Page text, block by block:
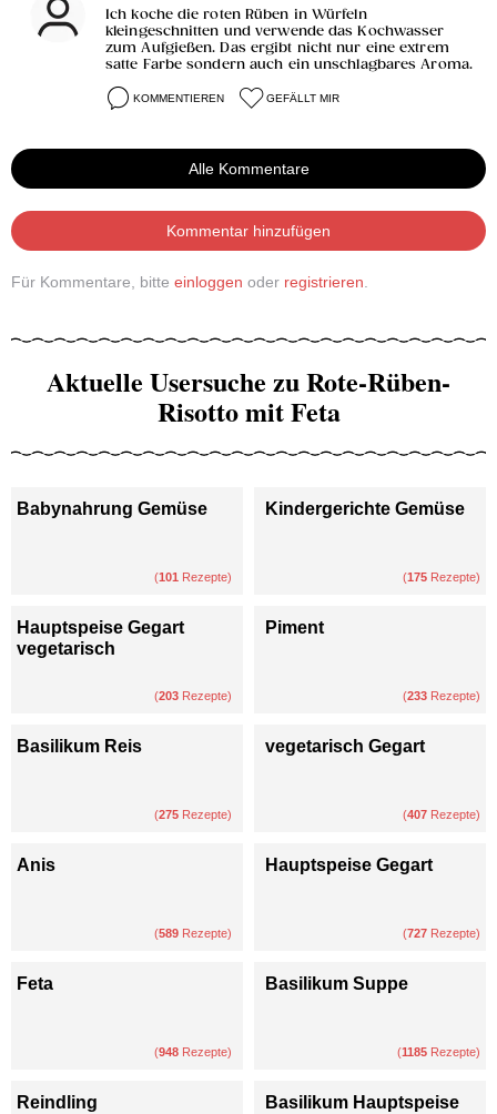
Ich koche die roten Rüben in Würfeln
kleingeschnitten und verwende das Kochwasser
zum Aufgießen. Das ergibt nicht nur eine extrem
satte Farbe sondern auch ein unschlagbares Aroma.
KOMMENTIEREN GEFÄLLT MIR
Alle Kommentare
Kommentar hinzufügen
Für Kommentare, bitte einloggen oder registrieren
Aktuelle Usersuche zu Rote-Rüben-
Risotto mit Feta
Babynahrung Gemüse
(101 Rezepte)
Kindergerichte Gemüse
(175 Rezepte)
Hauptspeise Gegart
vegetarisch
(203 Rezepte)
Piment
(233 Rezepte)
Basilikum Reis
(275 Rezepte)
vegetarisch Gegart
(407 Rezepte)
Anis
(589 Rezepte)
Hauptspeise Gegart
(727 Rezepte)
Feta
(948 Rezepte)
Basilikum Suppe
(1185 Rezepte)
Reindling Basilikum Hauptspeise